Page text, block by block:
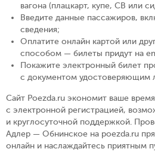
вагона (плацкарт, купе, СВ или
Введите данные пассажиров,
сведения;
Оплатите онлайн картой или
способом — билеты придут на
Покажите электронный билет
с документом удостоверяющим
Сайт Poezda.ru экономит ваше
с электронной регистрацией,
и круглосуточной поддержкой.
Адлер — Обнинское на poezda.ru
онлайн и наслаждайтесь приятным